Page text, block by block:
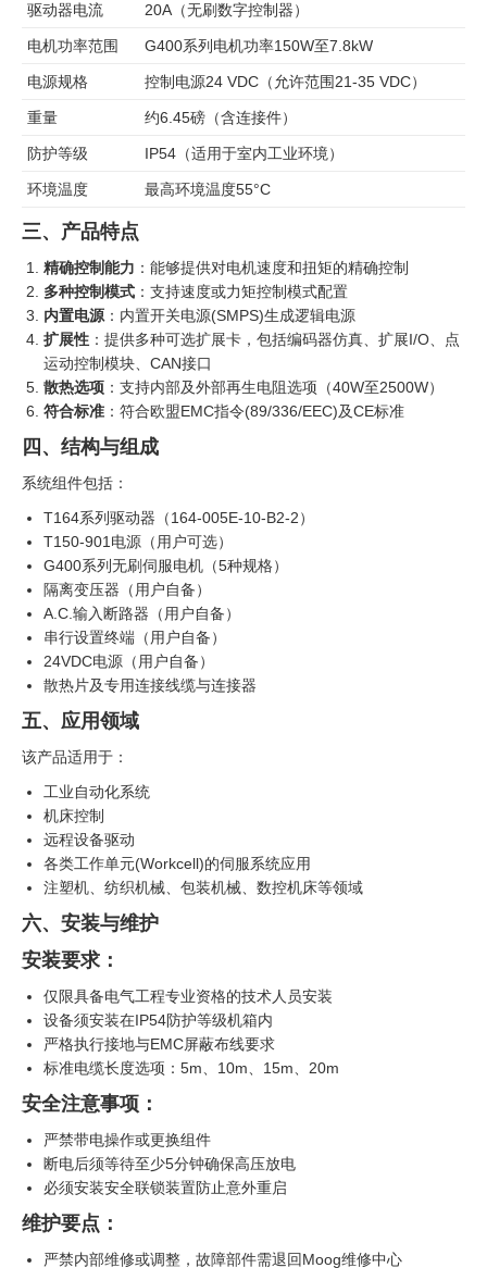
驱动器电流 20A（无刷数字控制器）
电机功率范围 G400系列电机功率150W至7.8kW
电源规格 控制电源24 VDC（允许范围21-35 VDC）
重量 约6.45磅（含连接件）
防护等级 IP54（适用于室内工业环境）
环境温度 最高环境温度55°C
三、产品特点
精确控制能力 ：能够提供对电机速度和扭矩的精确控制
多种控制模式 ：支持速度或力矩控制模式配置
内置电源 ：内置开关电源(SMPS)生成逻辑电源
扩展性 ：提供多种可选扩展卡，包括编码器仿真、扩展I/O、点
运动控制模块、CAN接口
散热选项 ：支持内部及外部再生电阻选项（40W至2500W）
符合标准 ：符合欧盟EMC指令(89/336/EEC)及CE标准
四、结构与组成
系统组件包括：
T164系列驱动器（164-005E-10-B2-2）
T150-901电源（用户可选）
G400系列无刷伺服电机（5种规格）
隔离变压器（用户自备）
A.C.输入断路器（用户自备）
串行设置终端（用户自备）
24VDC电源（用户自备）
散热片及专用连接线缆与连接器
五、应用领域
该产品适用于：
工业自动化系统
机床控制
远程设备驱动
各类工作单元(Workcell)的伺服系统应用
注塑机、纺织机械、包装机械、数控机床等领域
六、安装与维护
安装要求：
仅限具备电气工程专业资格的技术人员安装
设备须安装在IP54防护等级机箱内
严格执行接地与EMC屏蔽布线要求
标准电缆长度选项：5m、10m、15m、20m
安全注意事项：
严禁带电操作或更换组件
断电后须等待至少5分钟确保高压放电
必须安装安全联锁装置防止意外重启
维护要点：
严禁内部维修或调整，故障部件需退回Moog维修中心